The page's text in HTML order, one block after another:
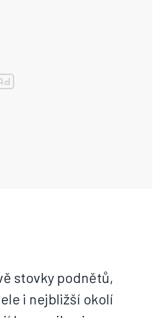
stovky podnětů,
i nejbližší okolí